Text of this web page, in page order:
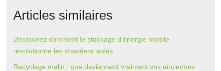
Articles similaires
Découvrez comment le stockage d’énergie mobile
révolutionne les chantiers isolés
Recyclage malin : que deviennent vraiment vos anciennes